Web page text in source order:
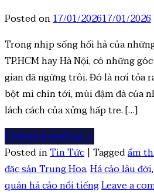
Posted on17/01/202617/01/2026
Trong nhịp sống hối hả của
TP.HCM hay Hà Nội, có những
gian đã ngừng trôi. Đó là nơi tỏa
bột mì chín tới, mùi đậm đà của
lách cách của xửng hấp tre. […]
Continue reading→
Posted inTin Tức | Taggedẩm
đặc sản Trung Hoa,Há cảo lâu đời,
quán há cảo nổi tiếngLeave a